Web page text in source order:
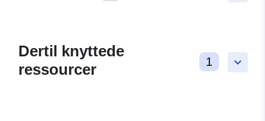
keyboard_arrow_down
Dertil knyttede
ressourcer
1